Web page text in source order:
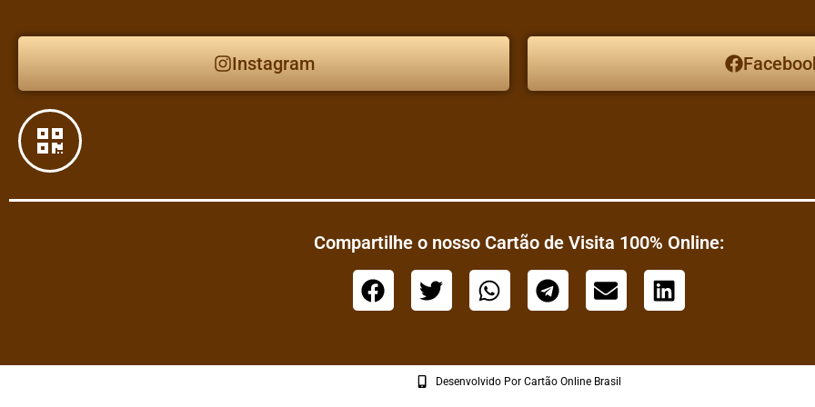
Instagram
Compartilhe o nosso Cartão de Visita 100% Online:
Desenvolvido Por Cartão Online Brasil